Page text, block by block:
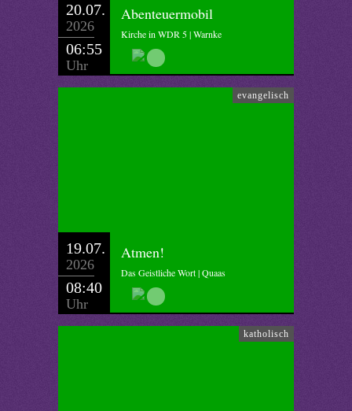
20.07.
2026
06:55
Uhr
Abenteuermobil
Kirche in WDR 5 | Warnke
evangelisch
19.07.
2026
08:40
Uhr
Atmen!
Das Geistliche Wort | Quaas
katholisch